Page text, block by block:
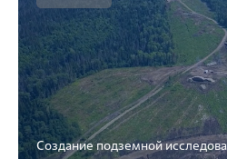
Создание подземной